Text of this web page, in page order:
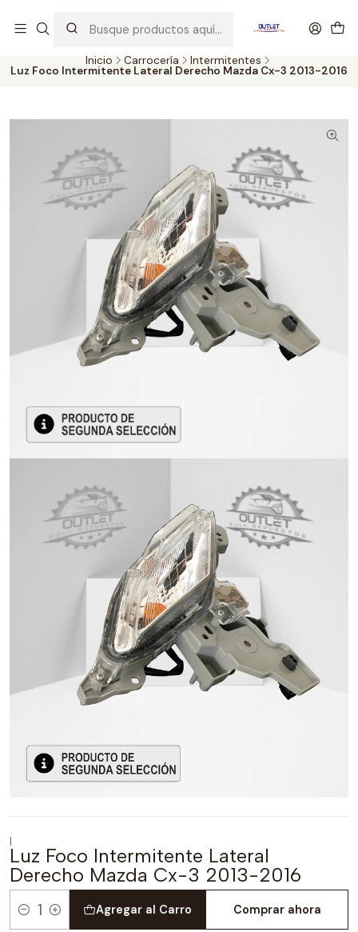
probados con altos estándares de calidad.
Inicio Carrocería Intermitentes
Luz Foco Intermitente Lateral Derecho Mazda Cx-3 2013-2016
|
Luz Foco Intermitente Lateral
Derecho Mazda Cx-3 2013-2016
Cantidad
Agregar al Carro Comprar ahora